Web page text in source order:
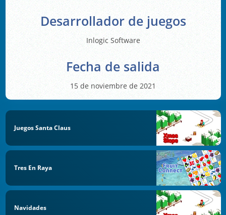
Desarrollador de juegos
Inlogic Software
Fecha de salida
15 de noviembre de 2021
Juegos Santa Claus
Tres En Raya
Navidades